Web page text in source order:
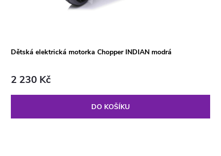
Dětská elektrická motorka Chopper INDIAN modrá
2 230 Kč
DO KOŠÍKU